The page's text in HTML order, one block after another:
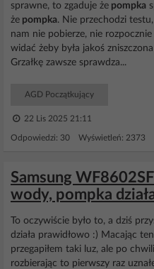
sprawne, to zgaduje że pompka
że pompka. Nie przechodzi
nam nie pobierze, nie
widać żeby była jakoś
Grzałkę zawsze sprawdza...
AGD Początkujący
22 Lis 2025 21:11
Odpowiedzi: 30 Wyświetleń: 2373
Samsung
wody, pompka
To oczywiście było to, a dziś
działa prawidłowo :) Macając
przegapiłem taki luz, ale po
rozbierając to pierwszy raz